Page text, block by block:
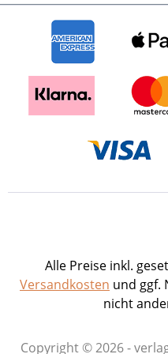
rühmte. Die
Zeichen des
Jahr 1764
Schlosses keinen
besser:
der vielschichtige
machen das
Historiker Dr.
Thema
und dabei nicht
Alle Preise inkl.
Versandkosten und ggf.
nicht
Copyright © 2026 -